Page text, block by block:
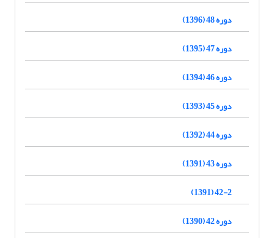
دوره 48 (1396)
دوره 47 (1395)
دوره 46 (1394)
دوره 45 (1393)
دوره 44 (1392)
دوره 43 (1391)
42-2 (1391)
دوره 42 (1390)